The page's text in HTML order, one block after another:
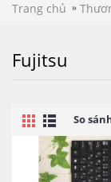
Trang chủ
Fujitsu
So